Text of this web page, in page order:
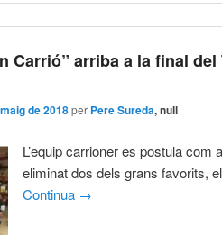
Carrió” arriba a la final
de 2018per Pere Sureda, null
L’equip carrioner es postula com
eliminat dos dels grans favorits,
Continua →